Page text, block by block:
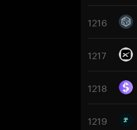
1216
1217
1218
1219